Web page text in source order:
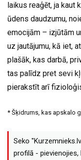
laikus reaģēt, ja
ūdens daudzumu,
emocijām – izjūtām
uz jautājumu, kā iet,
plašāk, kas darbā,
tas palīdz pret sevi
pierakstīt arī
* Šķidrums, kas apskalo
Seko
profilā -